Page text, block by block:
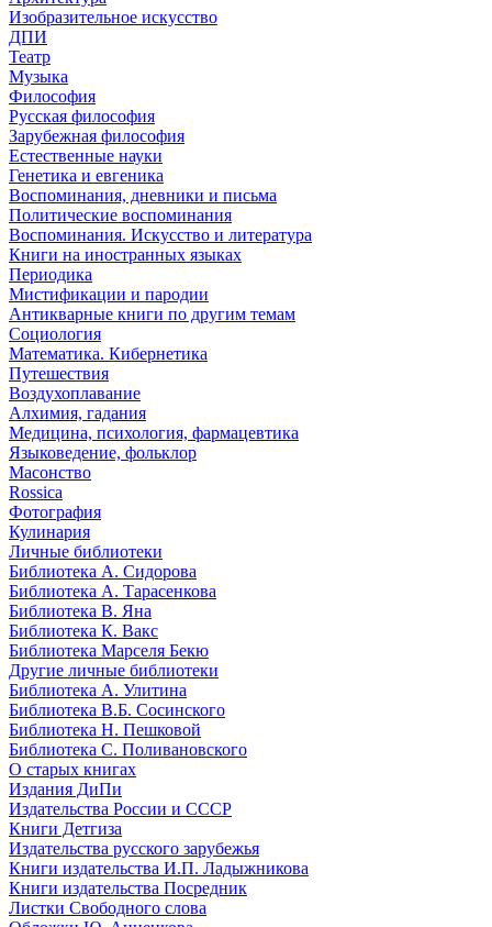
Изобразительное искусство
ДПИ
Театр
Музыка
Философия
Русская философия
Зарубежная философия
Естественные науки
Генетика и евгеника
Воспоминания, дневники и письма
Политические воспоминания
Воспоминания. Искусство и литература
Книги на иностранных языках
Периодика
Мистификации и пародии
Антикварные книги по другим темам
Социология
Математика. Кибернетика
Путешествия
Воздухоплавание
Алхимия, гадания
Медицина, психология, фармацевтика
Языковедение, фольклор
Масонство
Rossica
Фотография
Кулинария
Личные библиотеки
Библиотека А. Сидорова
Библиотека А. Тарасенкова
Библиотека В. Яна
Библиотека К. Вакс
Библиотека Марселя Бекю
Другие личные библиотеки
Библиотека А. Улитина
Библиотека В.Б. Сосинского
Библиотека Н. Пешковой
Библиотека С. Поливановского
О старых книгах
Издания ДиПи
Издательства России и СССР
Книги Детгиза
Издательства русского зарубежья
Книги издательства И.П. Ладыжникова
Книги издательства Посредник
Листки Свободного слова